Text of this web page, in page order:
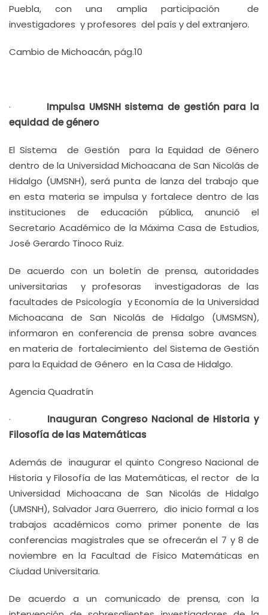
Puebla, con una amplia participación de
investigadores y profesores del país y del extranjero.
Cambio de Michoacán, pág.10
· Impulsa UMSNH sistema de gestión para la
equidad de género
El Sistema de Gestión para la Equidad de Género
dentro de la Universidad Michoacana de San Nicolás de
Hidalgo (UMSNH), será punta de lanza del trabajo que
en esta materia se impulsa y fortalece dentro de las
instituciones de educación pública, anunció el
Secretario Académico de la Máxima Casa de Estudios,
José Gerardo Tinoco Ruiz.
De acuerdo con un boletín de prensa, autoridades
universitarias y profesoras investigadoras de las
facultades de Psicología y Economía de la Universidad
Michoacana de San Nicolás de Hidalgo (UMSMSN),
informaron en conferencia de prensa sobre avances
en materia de fortalecimiento del Sistema de Gestión
para la Equidad de Género en la Casa de Hidalgo.
Agencia Quadratín
· Inauguran Congreso Nacional de Historia y
Filosofía de las Matemáticas
Además de inaugurar el quinto Congreso Nacional de
Historia y Filosofía de las Matemáticas, el rector de la
Universidad Michoacana de San Nicolás de Hidalgo
(UMSNH), Salvador Jara Guerrero, dio inicio formal a los
trabajos académicos como primer ponente de las
conferencias magistrales que se ofrecerán el 7 y 8 de
noviembre en la Facultad de Físico Matemáticas en
Ciudad Universitaria.
De acuerdo a un comunicado de prensa, con la